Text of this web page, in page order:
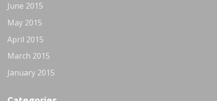
June 2015
May 2015
April 2015
March 2015
January 2015